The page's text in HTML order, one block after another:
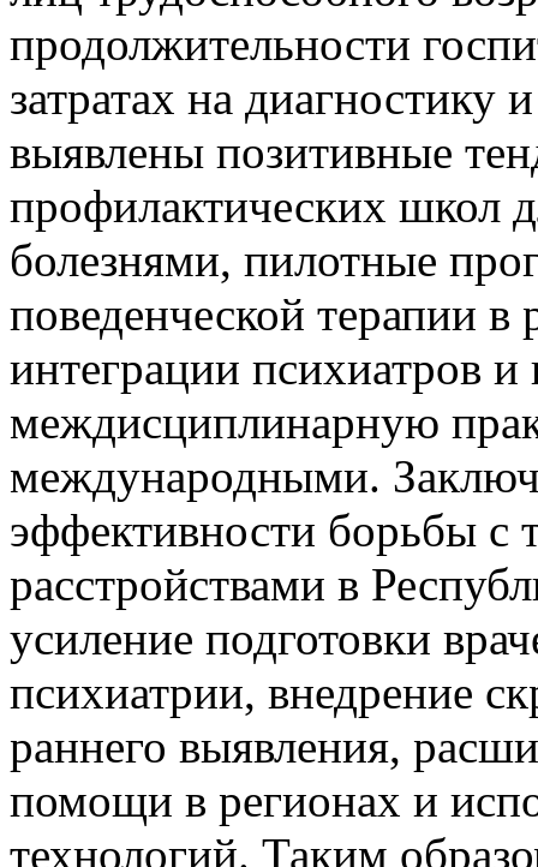
продолжительности
затратах на диагностику
выявлены позитивные
профилактических школ
болезнями, пилотные
поведенческой терапии в
интеграции психиатров
междисциплинарную
международными.
эффективности борьбы с
расстройствами в
усиление подготовки
психиатрии, внедрение
раннего выявления,
помощи в регионах и
технологий. Таким